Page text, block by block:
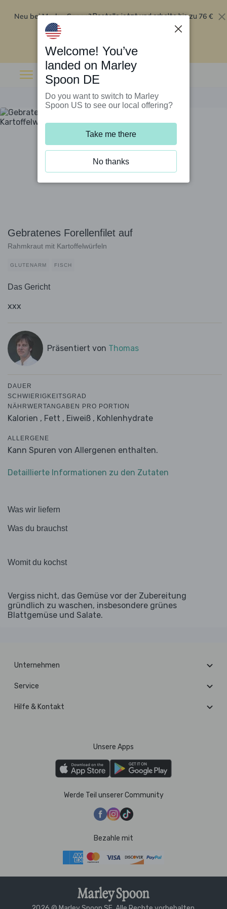
Neu bei Marley Spoon?Bestelle jetzt und erhalte bis zu 76 €
Rabatt auf deine ersten fünf Boxen
Gebratenes Forellenfilet auf
Rahmkraut mit Kartoffelwürfeln
GLUTENARM FISCH
Das Gericht
xxx
Präsentiert von Thomas
DAUER
SCHWIERIGKEITSGRAD
NÄHRWERTANGABEN PRO PORTION
Kalorien , Fett , Eiweiß , Kohlenhydrate
ALLERGENE
Kann Spuren von Allergenen enthalten.
Detaillierte Informationen zu den Zutaten
Was wir liefern
Was du brauchst
Womit du kochst
Vergiss nicht, das Gemüse vor der Zubereitung
gründlich zu waschen, insbesondere grünes
Blattgemüse und Salate.
Unternehmen
Service
Hilfe & Kontakt
Unsere Apps
Werde Teil unserer Community
Bezahle mit
Welcome! You’ve
landed on Marley
Spoon DE
Do you want to switch to Marley
Spoon US to see our local offering?
Take me there
No thanks